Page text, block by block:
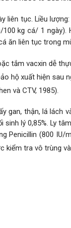
liên tục. Liều
kg cá/ 1 ngày).
ăn liên tục trong
tắm vacxin dễ
hộ xuất hiện sau
và CTV, 1985).
gan, thận, lá
lý 0,85%. Ly
Penicillin (800 IU/
kiểm tra vô trùng